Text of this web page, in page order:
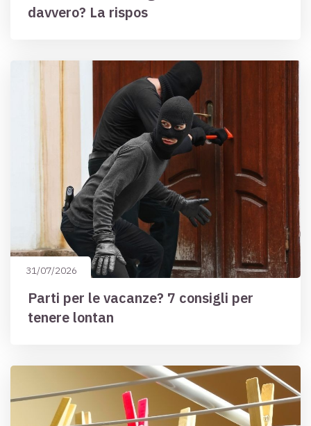
davvero? La rispos
31/07/2026
Parti per le vacanze? 7 consigli per
tenere lontan